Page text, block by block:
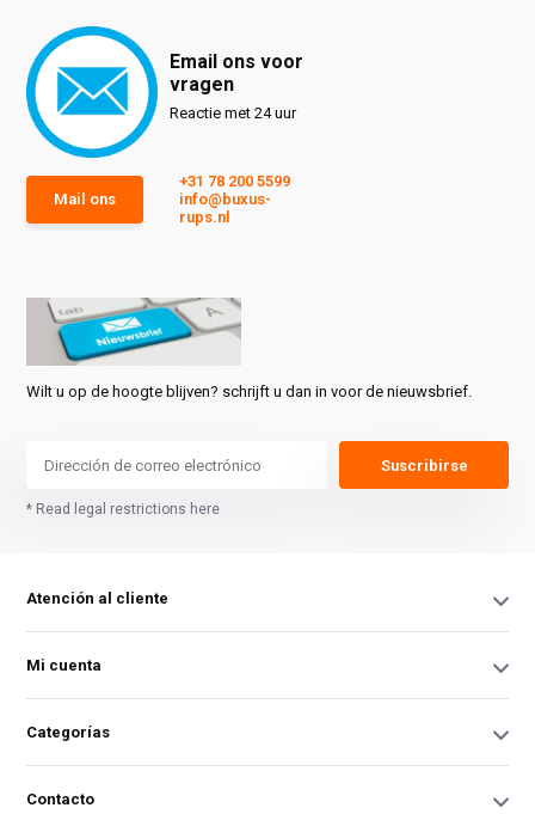
Email ons voor
vragen
Reactie met 24 uur
Mail ons
+31 78 200 5599
info@buxus-
rups.nl
Wilt u op de hoogte blijven? schrijft u dan in voor de nieuwsbrief.
Suscribirse
* Read legal restrictions here
Atención al cliente
Mi cuenta
Categorías
Contacto